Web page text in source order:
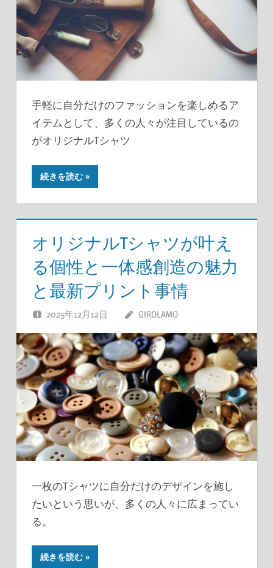
手軽に自分だけのファッションを楽しめるア
イテムとして、多くの人々が注目しているの
がオリジナルTシャツ
続きを読む
オリジナルTシャツが叶え
る個性と一体感創造の魅力
と最新プリント事情
2025年12月12日 GIROLAMO
一枚のTシャツに自分だけのデザインを施し
たいという思いが、多くの人々に広まってい
る。
続きを読む